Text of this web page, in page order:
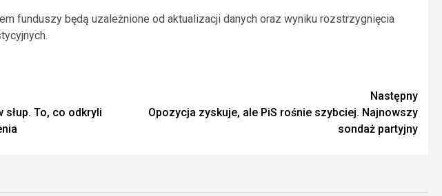
funduszy będą uzależnione od aktualizacji danych oraz wyniku rozstrzygnięcia
słup. To, co odkryli
Następny
Opozycja zyskuje, ale PiS rośnie szybciej. Najnowszy
sondaż partyjny